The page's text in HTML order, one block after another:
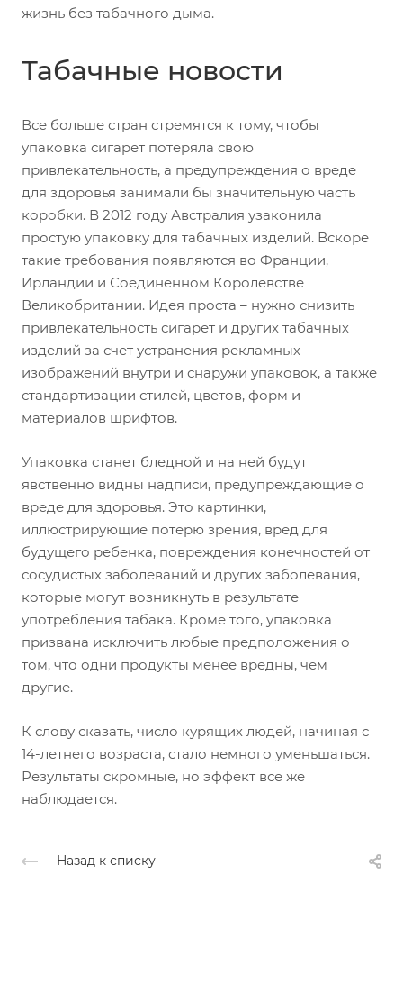
жизнь без табачного дыма.
Табачные новости
Все больше стран стремятся к тому, чтобы
упаковка сигарет потеряла свою
привлекательность, а предупреждения о вреде
для здоровья занимали бы значительную часть
коробки. В 2012 году Австралия узаконила
простую упаковку для табачных изделий. Вскоре
такие требования появляются во Франции,
Ирландии и Соединенном Королевстве
Великобритании. Идея проста – нужно снизить
привлекательность сигарет и других табачных
изделий за счет устранения рекламных
изображений внутри и снаружи упаковок, а также
стандартизации стилей, цветов, форм и
материалов шрифтов.
Упаковка станет бледной и на ней будут
явственно видны надписи, предупреждающие о
вреде для здоровья. Это картинки,
иллюстрирующие потерю зрения, вред для
будущего ребенка, повреждения конечностей от
сосудистых заболеваний и других заболевания,
которые могут возникнуть в результате
употребления табака. Кроме того, упаковка
призвана исключить любые предположения о
том, что одни продукты менее вредны, чем
другие.
К слову сказать, число курящих людей, начиная с
14-летнего возраста, стало немного уменьшаться.
Результаты скромные, но эффект все же
наблюдается.
Назад к списку